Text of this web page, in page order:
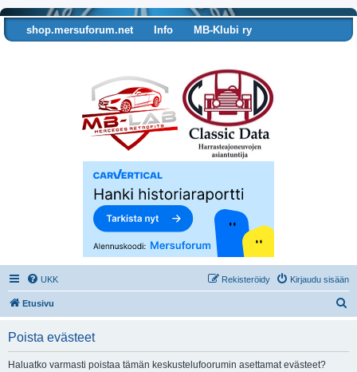
shop.mersuforum.net Info
MB-Klubi ry
UKK Kirjaudu sisään
Rekisteröidy
Etusivu
Poista evästeet
Haluatko varmasti poistaa tämän keskustelufoorumin asettamat evästeet?